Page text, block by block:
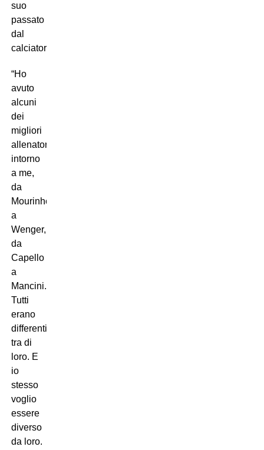
suo
passato
dal
calciatore:
“Ho
avuto
alcuni
dei
migliori
allenatori
intorno
a me,
da
Mourinho
a
Wenger,
da
Capello
a
Mancini.
Tutti
erano
differenti
tra di
loro. E
io
stesso
voglio
essere
diverso
da loro.